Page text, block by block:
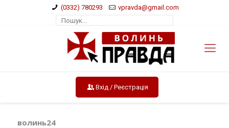
(0332) 780293 vpravda@gmail.com
Вхід / Реєстрація
волинь24